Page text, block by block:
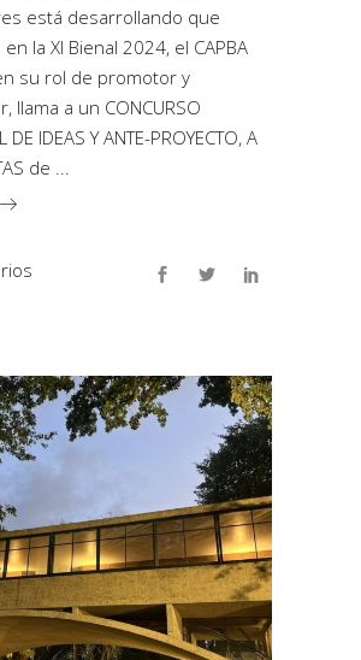
está desarrollando que
la XI Bienal 2024, el CAPBA
su rol de promotor y
llama a un CONCURSO
DE IDEAS Y ANTE-PROYECTO, A
de